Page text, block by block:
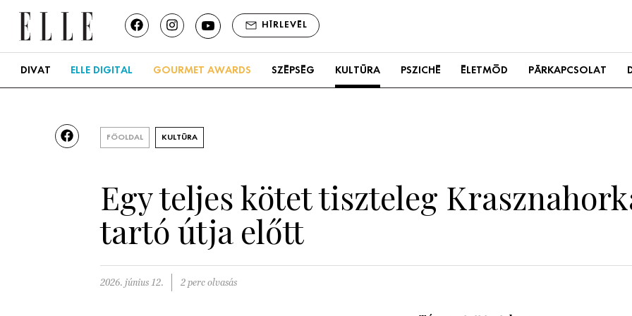
HÍRLEVÉL
DIVAT ELLE DIGITAL GOURMET AWARDS SZÉPSÉG KULTÚRA PSZICHÉ ÉLETMÓD PÁRKAPCSOLAT
FŐOLDAL KULTÚRA
Egy teljes kötet tiszteleg
tartó útja előtt
2026. június 12. 2 perc olvasás